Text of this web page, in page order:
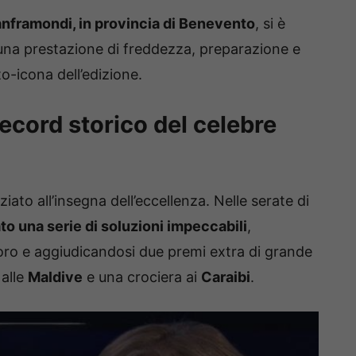
in provincia di Benevento, si è
prestazione di freddezza, preparazione e
icona dell’edizione.
storico del celebre
all’insegna dell’eccellenza. Nelle serate di
una serie di soluzioni impeccabili,
e aggiudicandosi due premi extra di grande
Maldive e una crociera ai Caraibi.